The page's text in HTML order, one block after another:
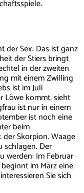
der Sex: Das ist ganz
der Stiers bringt
in der zweiten
mit einem Zwilling
ist im Juli
Löwe kommt, sieht
ist nur in einem
ist noch eine
beim
Skorpion. Waage
schlagen. Der
werden: Im Februar
im März eine
Sie sich